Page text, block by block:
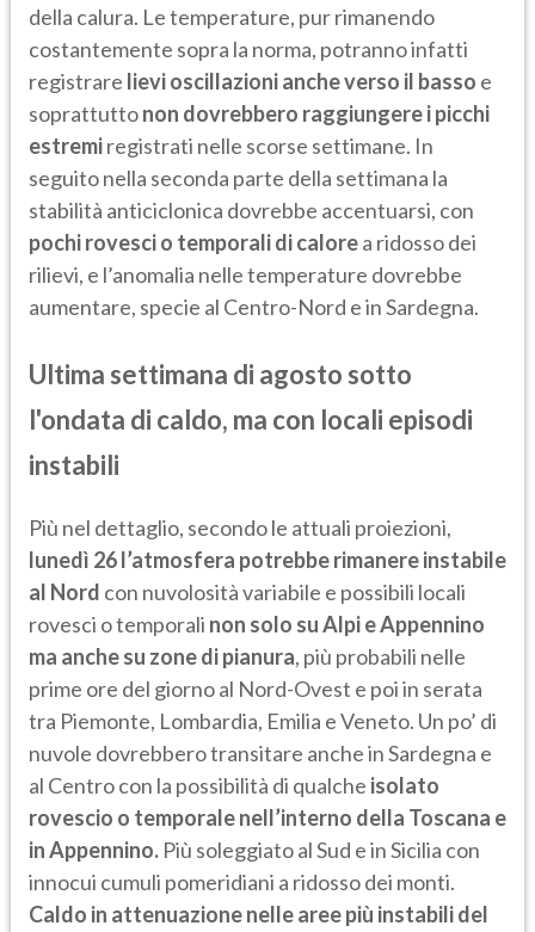
della calura. Le temperature, pur rimanendo
costantemente sopra la norma, potranno infatti
registrare lievi oscillazioni anche verso il basso e
soprattuttonon dovrebbero raggiungere i picchi
estremiregistrati nelle scorse settimane. In
seguito nella seconda parte della settimana la
stabilità anticiclonica dovrebbe accentuarsi, con
pochi rovesci o temporali di calorea ridosso dei
rilievi, e l’anomalia nelle temperature dovrebbe
aumentare, specie al Centro-Nord e in Sardegna.
Ultima settimana di agosto sotto
l'ondata di caldo, ma con locali episodi
instabili
Più nel dettaglio, secondo le attuali proiezioni,
lunedì 26 l’atmosfera potrebbe rimanere instabile
al Nord con nuvolosità variabile e possibili locali
rovesci o temporali non solo su Alpi e Appennino
ma anche su zone di pianura, più probabili nelle
prime ore del giorno al Nord-Ovest e poi in serata
tra Piemonte, Lombardia, Emilia e Veneto. Un po’ di
nuvole dovrebbero transitare anche in Sardegna e
al Centro con la possibilità di qualche isolato
rovescio o temporale nell’interno della Toscana e
in Appennino. Più soleggiato al Sud e in Sicilia con
innocui cumuli pomeridiani a ridosso dei monti.
Caldo in attenuazione nelle aree più instabili del